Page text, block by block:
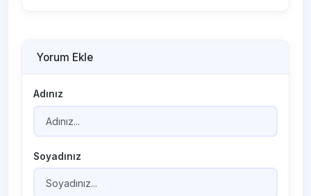
Yorum Ekle
Adınız
Soyadınız